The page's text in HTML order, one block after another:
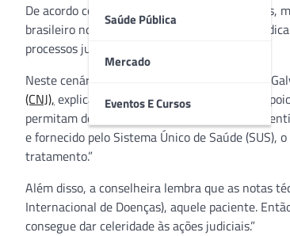
Saúde Pública
Mercado
Eventos E Cursos
De acordo com o relatório Justiça em Números,
brasileiro nos últimos seis anos. Os novos
processos judiciais.
Neste cenário, a conselheira Candice Lavocat
(CNJ), explica que o trabalho dos Núcleos de
permitam decisões baseadas em evidências
e fornecido pelo Sistema Único de Saúde (SUS),
tratamento.”
Além disso, a conselheira lembra que as notas
Internacional de Doenças), aquele paciente.
consegue dar celeridade às ações judiciais.”